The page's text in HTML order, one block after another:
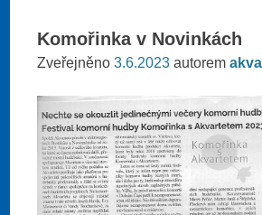
Komořinka v Novinkách
Zveřejněno3.6.2023 autorem